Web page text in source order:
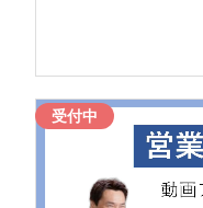
受付中